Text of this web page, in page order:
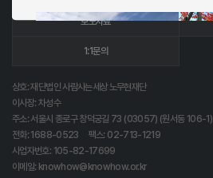
보도자료
1:1문의
상호: 재단법인 사람사는세상 노무현재단
이사장: 차성수
주소: 서울시 종로구 창덕궁길 73 (03057) (원서동 106-1)
전화: 1688-0523
팩스: 02-713-1219
사업자번호: 105-82-17699
이메일: knowhow@knowhow.or.kr